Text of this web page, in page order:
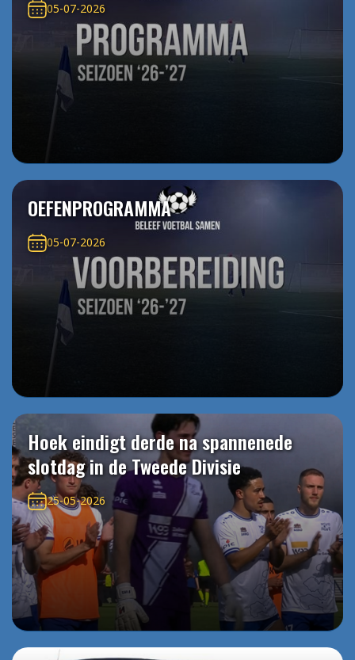
05-07-2026
OEFENPROGRAMMA
05-07-2026
Hoek eindigt derde na spannenede
slotdag in de Tweede Divisie
25-05-2026